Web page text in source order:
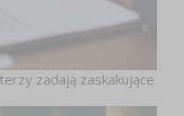
zadają zaskakujące